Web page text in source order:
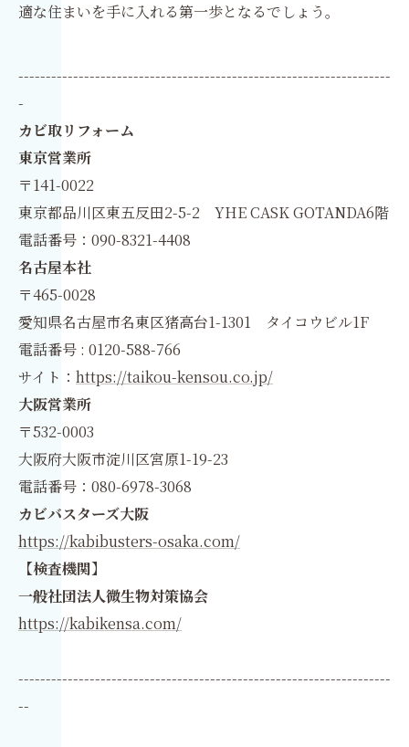
適な住まいを手に入れる第一歩となるでしょう。
--------------------------------------------------------------------
-
カビ取リフォーム
東京営業所
〒141-0022
東京都品川区東五反田2-5-2 YHE CASK GOTANDA6階
電話番号：090-8321-4408
名古屋本社
〒465-0028
愛知県名古屋市名東区猪高台1-1301 タイコウビル1F
電話番号 : 0120-588-766
サイト： https://taikou-kensou.co.jp/
大阪営業所
〒532-0003
大阪府大阪市淀川区宮原1-19-23
電話番号：080-6978-3068
カビバスターズ大阪
https://kabibusters-osaka.com/
【検査機関】
一般社団法人微生物対策協会
https://kabikensa.com/
--------------------------------------------------------------------
--